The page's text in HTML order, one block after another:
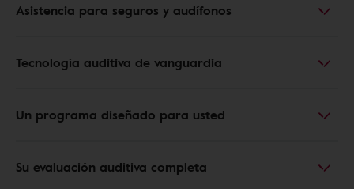
Asistencia para seguros y audífonos
Tecnología auditiva de vanguardia
Un programa diseñado para usted
Su evaluación auditiva completa